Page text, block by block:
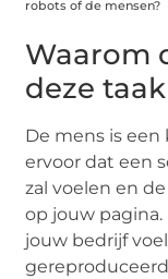
robots of de mensen?
Waarom
deze taak
De mens is
ervoor dat een
zal voelen en
op jouw
jouw bedrijf